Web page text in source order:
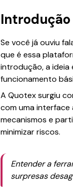
Introdução
Se você já ouviu
que é essa
introdução, a ideia
funcionamento
A Quotex surgiu
com uma interface
mecanismos e
minimizar riscos.
Entender a
surpresas